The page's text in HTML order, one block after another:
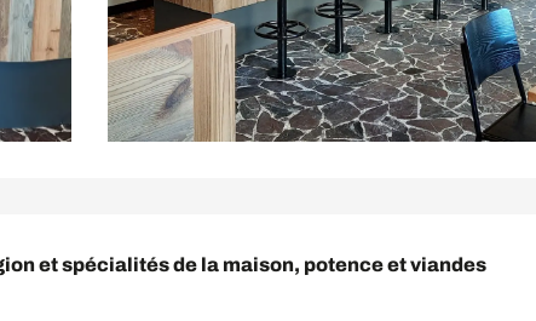
et spécialités de la maison, potence et viandes